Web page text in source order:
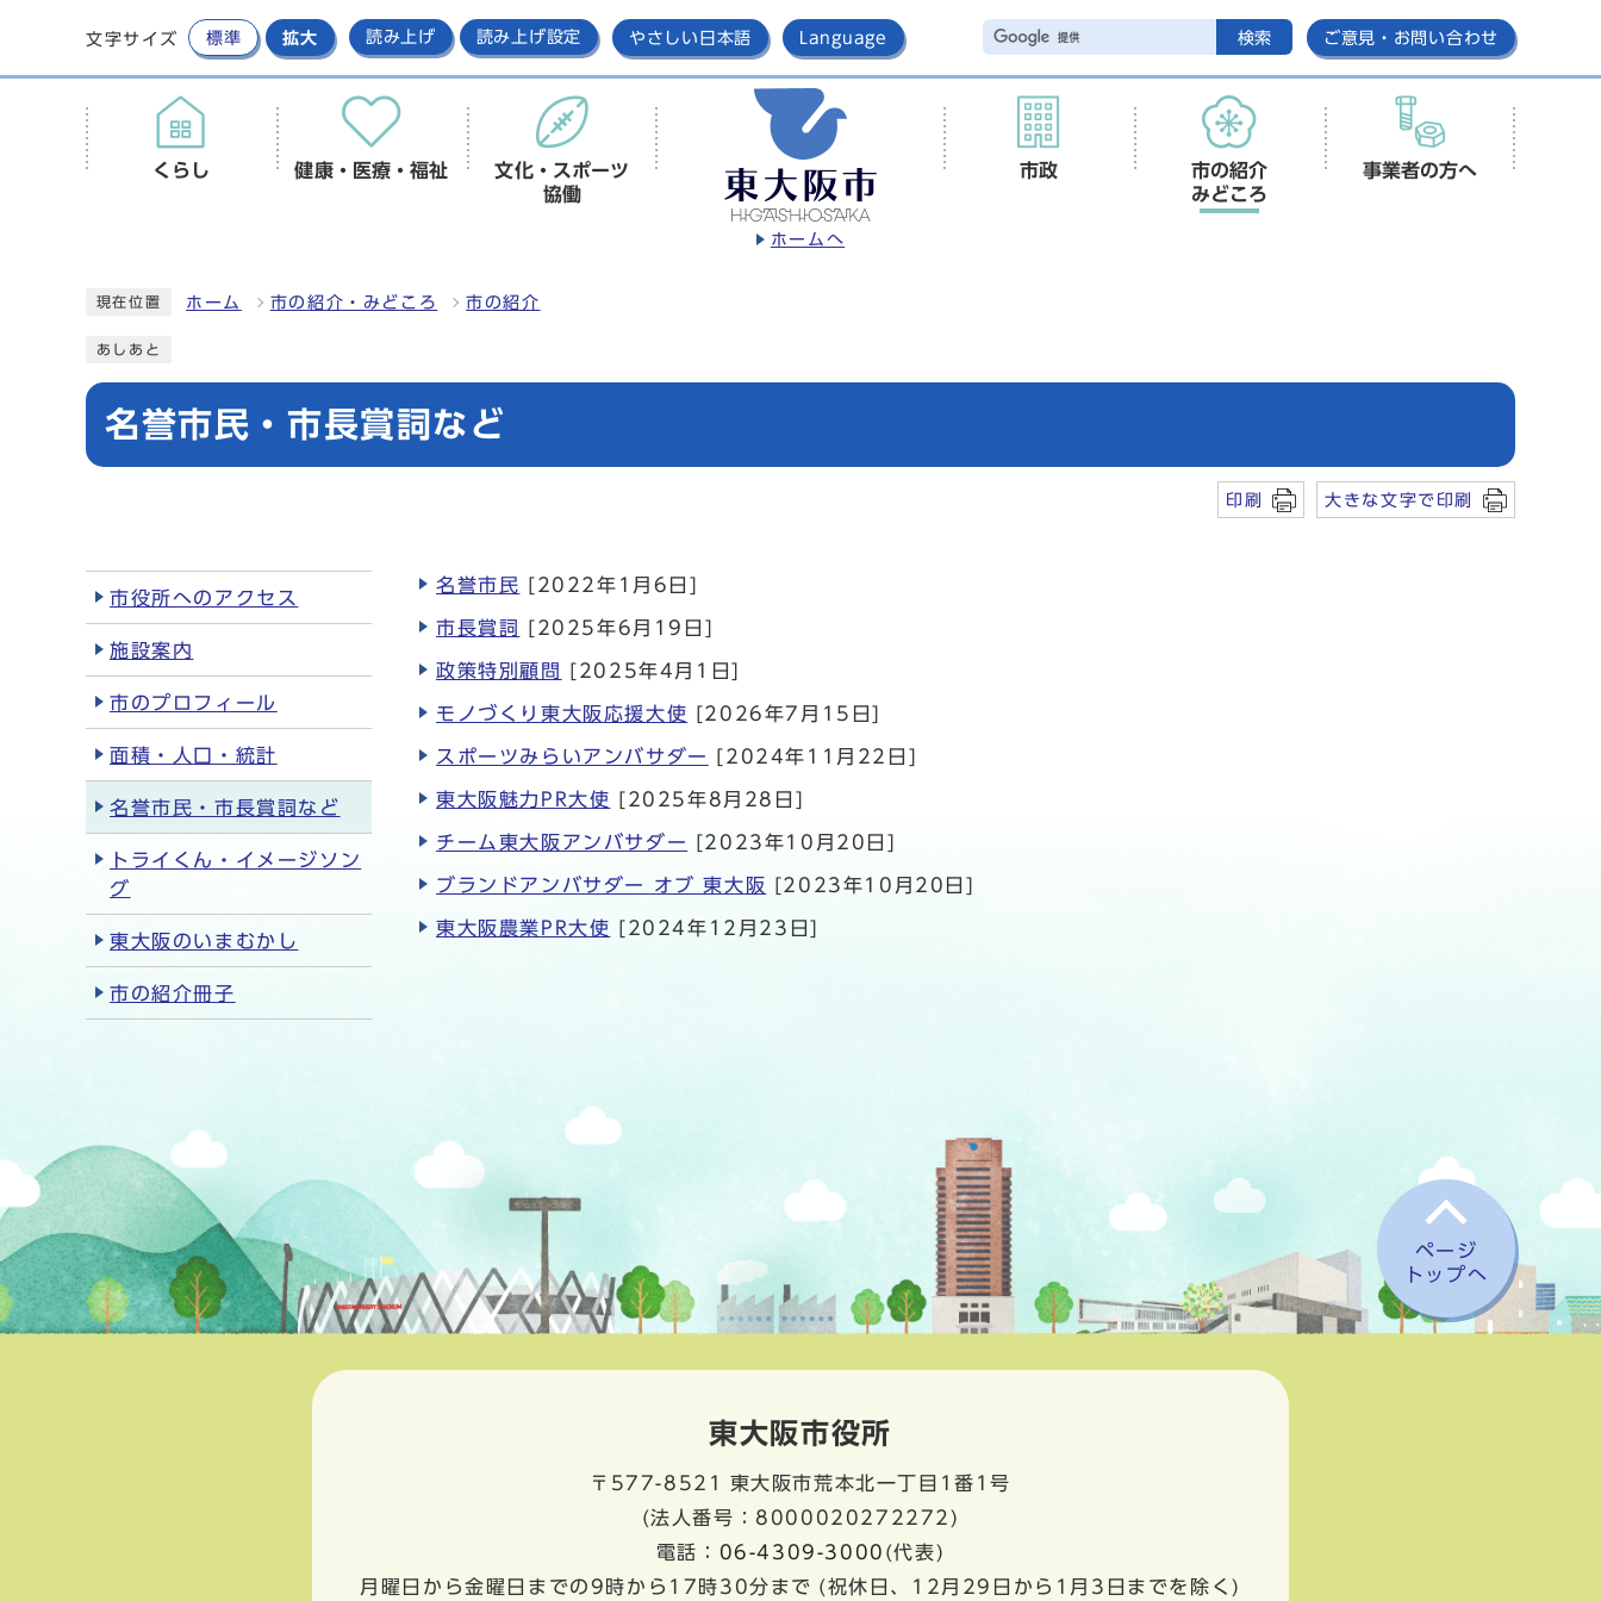
文字サイズ 標準 拡大 読み上げ 読み上げ設定 やさしい日本語 Language 検索 ご意見・お問い合わせ
ホームへ
くらし 健康・医療・福祉
文化・スポーツ
協働
市政
市の紹介
みどころ
事業者の方へ
現在位置 ホーム 市の紹介・みどころ 市の紹介
あしあと
名誉市民・市長賞詞など
印刷 大きな文字で印刷
名誉市民 [2022年1月6日]
市長賞詞 [2025年6月19日]
政策特別顧問 [2025年4月1日]
モノづくり東大阪応援大使 [2026年7月15日]
スポーツみらいアンバサダー [2024年11月22日]
東大阪魅力PR大使 [2025年8月28日]
チーム東大阪アンバサダー [2023年10月20日]
ブランドアンバサダー オブ 東大阪 [2023年10月20日]
東大阪農業PR大使 [2024年12月23日]
市役所へのアクセス
施設案内
市のプロフィール
面積・人口・統計
名誉市民・市長賞詞など
トライくん・イメージソン
グ
東大阪のいまむかし
市の紹介冊子
ページ
トップへ
東大阪市役所
〒577-8521
東大阪市荒本北一丁目1番1号
(法人番号：8000020272272)
電話： 06-4309-3000 (代表)
月曜日から金曜日までの9時から17時30分まで (祝休日、12月29日から1月3日までを除く)